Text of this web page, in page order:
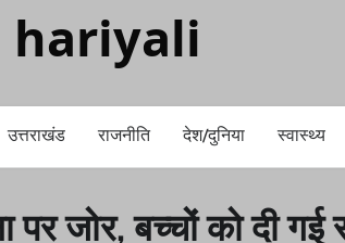
hariyali
उत्तराखंड राजनीति देश/दुनिया स्वास्थ्य
पर जोर, बच्चों को दी